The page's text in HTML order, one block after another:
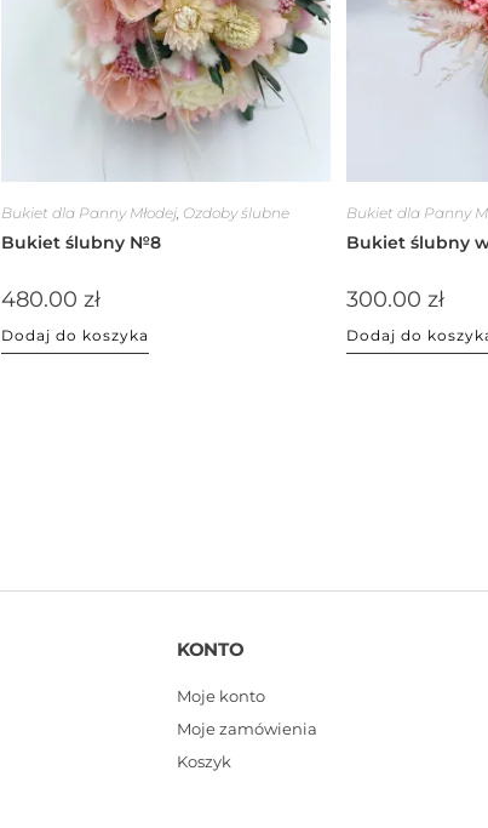
Bukiet dla Panny Młodej, Ozdoby ślubne
Bukiet ślubny №8
480.00zł
Dodaj do koszyka
Bukiet dla Panny
Bukiet ślubny
300.00 zł
Dodaj do
KONTO
Moje konto
Moje zamówienia
Koszyk